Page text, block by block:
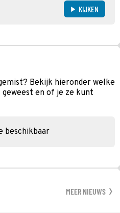
KIJKEN
Bekijk hieronder welke
en of je ze kunt
beschikbaar
MEER NIEUWS